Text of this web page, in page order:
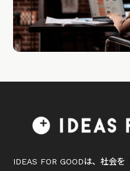
IDEAS FOR GOODは、社会